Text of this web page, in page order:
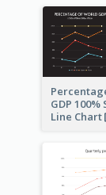
GDP
Line Chart